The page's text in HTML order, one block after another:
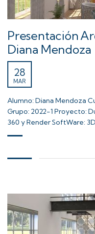
Presentación
Diana Mendoza
28
MAR
Alumno: Diana Mendoza
Grupo: 2022-1 Proyecto:
360 y Render SoftWare: